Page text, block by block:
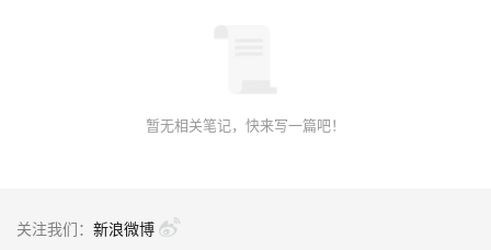
暂无相关笔记，快来写一篇吧！
关注我们： 新浪微博